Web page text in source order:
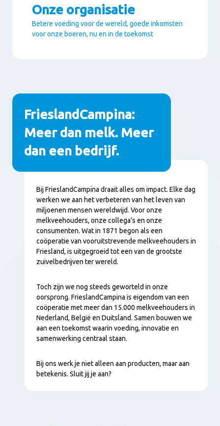
Onze organisatie
Betere voeding voor de wereld, goede inkomsten
voor onze boeren, nu en in de toekomst
Paragrafen
FrieslandCampina:
Meer dan melk. Meer
dan een bedrijf.
Inhoud
Bij FrieslandCampina draait alles om impact. Elke dag
werken we aan het verbeteren van het leven van
miljoenen mensen wereldwijd. Voor onze
melkveehouders, onze collega’s en onze
consumenten. Wat in 1871 begon als een
coöperatie van vooruitstrevende melkveehouders in
Friesland, is uitgegroeid tot een van de grootste
zuivelbedrijven ter wereld.
Toch zijn we nog steeds geworteld in onze
oorsprong. FrieslandCampina is eigendom van een
coöperatie met meer dan 15.000 melkveehouders in
Nederland, België en Duitsland. Samen bouwen we
aan een toekomst waarin voeding, innovatie en
samenwerking centraal staan.
Bij ons werk je niet alleen aan producten, maar aan
betekenis. Sluit jij je aan?